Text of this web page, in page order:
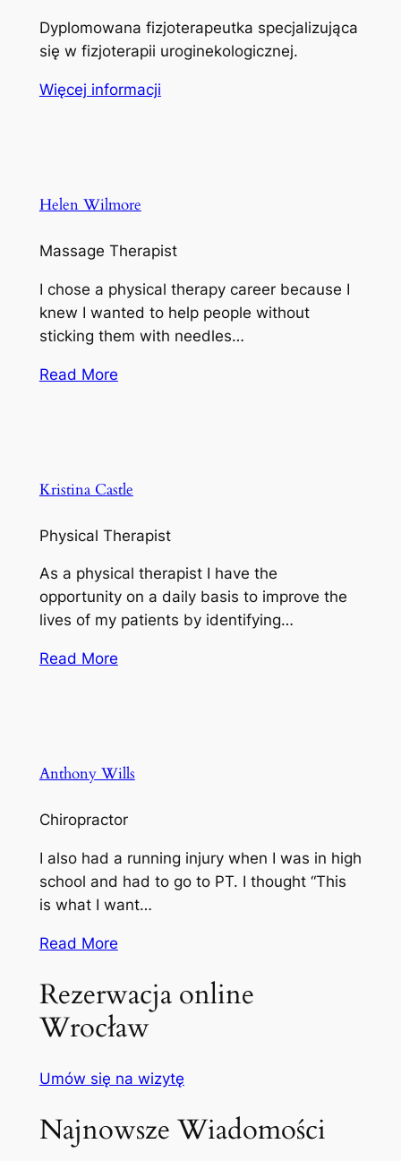
Dyplomowana fizjoterapeutka specjalizująca
się w fizjoterapii uroginekologicznej.
Więcej informacji
Helen Wilmore
Massage Therapist
I chose a physical therapy career because I
knew I wanted to help people without
sticking them with needles…
Read More
Kristina Castle
Physical Therapist
As a physical therapist I have the
opportunity on a daily basis to improve the
lives of my patients by identifying…
Read More
Anthony Wills
Chiropractor
I also had a running injury when I was in high
school and had to go to PT. I thought “This
is what I want…
Read More
Rezerwacja online
Wrocław
Umów się na wizytę
Najnowsze Wiadomości